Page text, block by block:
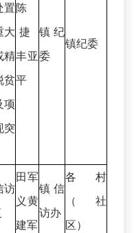
置
大
精
贫
项
突
陈
捷
丰亚
平
镇纪
委
镇纪委
访
田军
义黄
建军
镇信
访办
各村
（社
区）